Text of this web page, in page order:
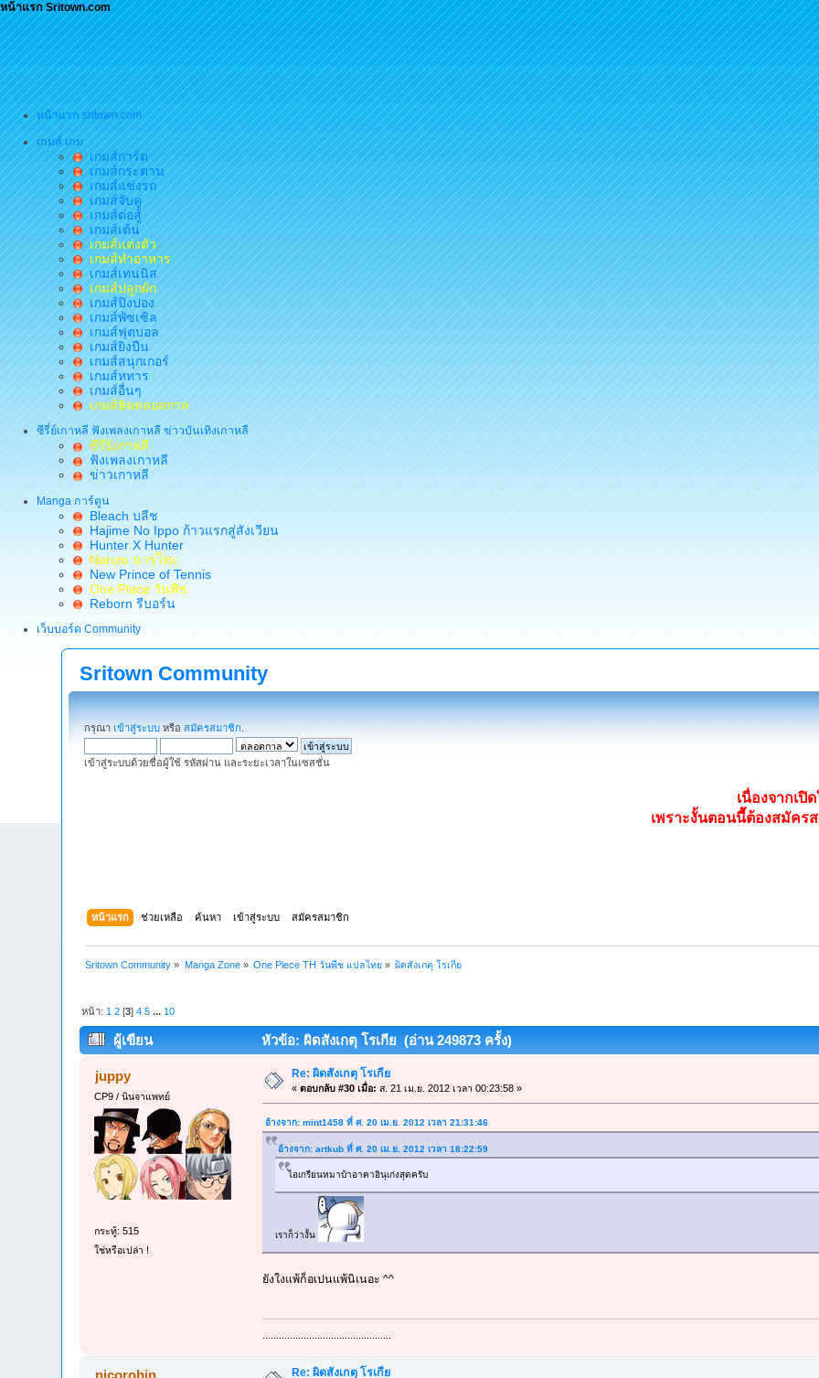
หน้าแรก Sritown.com
หน้าแรก sritown.com
เกมส์ เกม
เกมส์การ์ด
เกมส์กระดาน
เกมส์แข่งรถ
เกมส์จับคู่
เกมส์ต่อสู้
เกมส์เต้น
เกมส์แต่งตัว
เกมส์ทำอาหาร
เกมส์เทนนิส
เกมส์ปลูกผัก
เกมส์ปิงปอง
เกมส์พัซเซิล
เกมส์ฟุตบอล
เกมส์ยิงปืน
เกมส์สนุกเกอร์
เกมส์หทาร
เกมส์อื่นๆ
เกมส์ฮิตตลอดกาล
ซีรี่ย์เกาหลี ฟังเพลงเกาหลี ข่าวบันเทิงเกาหลี
ซีรี่ย์เกาหลี
ฟังเพลงเกาหลี
ข่าวเกาหลี
Manga การ์ตูน
Bleach บลีช
Hajime No Ippo ก้าวแรกสู่สังเวียน
Hunter X Hunter
Naruto นารุโตะ
New Prince of Tennis
One Piece วันพีช
Reborn รีบอร์น
เว็บบอร์ด Community
Sritown Community
กรุณา เข้าสู่ระบบ หรือสมัครสมาชิก
เข้าสู่ระบบด้วยชื่อผู้ใช้ รหัสผ่าน และระยะเวลาในเซสชั่น
เนื่องจากเปิ
เพราะงั้นตอนนี้ต้องสมัค
หน้าแรก ช่วยเหลือ ค้นหา เข้าสู่ระบบ สมัครสมาชิก
Sritown Community » Manga Zone» One Piece TH วันพีช แปลไทย » ผิดสังเกตุ โรเกีย
หน้า: 1 2 [3]4 5 ... 10
ผู้เขียน หัวข้อ: ผิดสังเกตุ โรเกีย (อ่าน 249873 ครั้ง)
juppy
CP9 / นินจาแพทย์
กระทู้: 515
ใช่หรือเปล่า !
Re: ผิดสังเกตุ โรเกีย
«ตอบกลับ #30 เมื่อ: ส. 21 เม.ย. 2012 เวลา 00:23:58 »
อ้างจาก: mint1458 ที่ ศ. 20 เม.ย. 2012 เวลา 21:31:46
อ้างจาก: artkub ที่ ศ. 20 เม.ย. 2012 เวลา 18:22:59
ไอเกรียนหมาบ้าอาคาอินุเก่งสุดครับ
เราก็ว่างั้น
ยังใงแพ้ก็อเปนแพ้นิเนอะ ^^
...............................................
Re: ผิดสังเกตุ โรเกีย